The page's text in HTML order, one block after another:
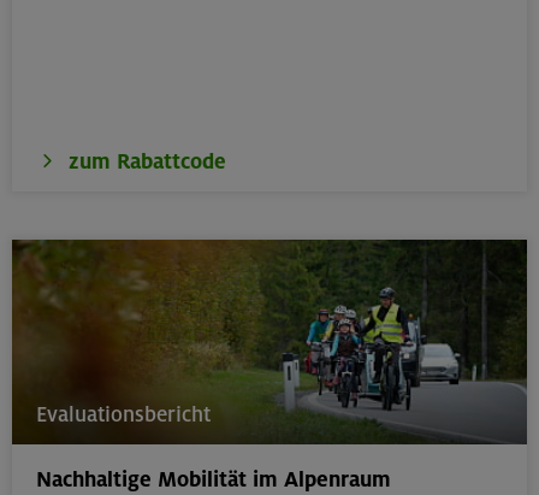
zum Rabattcode
Evaluationsbericht
Nachhaltige Mobilität im Alpenraum